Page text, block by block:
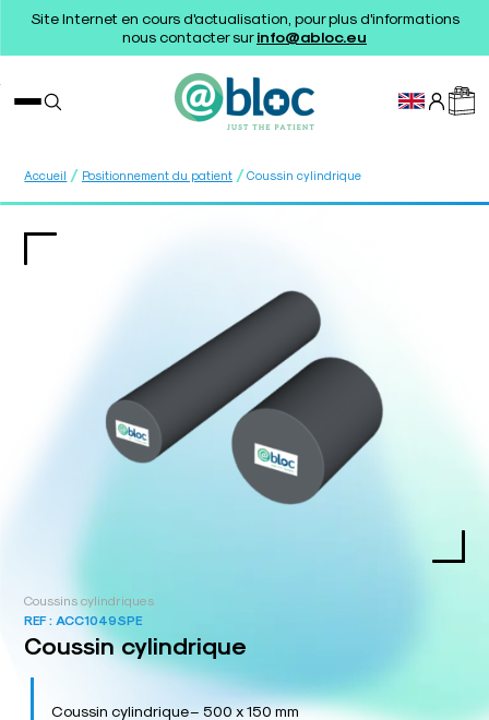
Site Internet en cours d'actualisation, pour plus d'informations
nous contacter surinfo@abloc.eu
Accueil / Positionnement du patient / Coussin cylindrique
Coussins cylindriques
REF : ACC1049SPE
Coussin cylindrique
Coussin cylindrique – 500 x 150 mm